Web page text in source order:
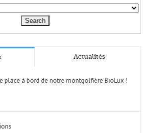
Actualités
place à bord de notre montgolfière BioLux !